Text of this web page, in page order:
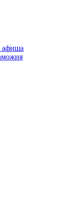
афиша